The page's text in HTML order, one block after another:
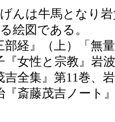
は牛馬となり岩
絵図である。
経』（上）「無
女性と宗教』岩
全集』第11巻、
斎藤茂吉ノート